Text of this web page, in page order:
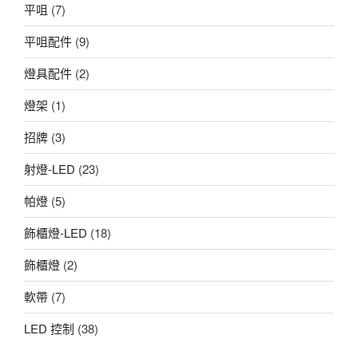
平咀 (7)
平咀配件 (9)
燈具配件 (2)
燈架 (1)
招牌 (3)
射燈-LED (23)
帕燈 (5)
飾櫃燈-LED (18)
飾櫃燈 (2)
軟帶 (7)
LED 控制 (38)